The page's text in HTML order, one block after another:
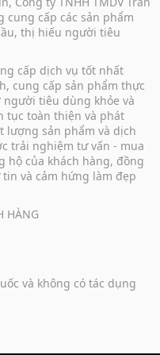
cung cấp các sản phẩm
thị hiếu người tiêu
cấp dịch vụ tốt nhất
cung cấp sản phẩm thực
tiêu dùng khỏe và
tục toàn thiện và phát
lượng sản phẩm và dịch
trải nghiệm tư vấn - mua
hộ của khách hàng, đồng
và cảm hứng làm đẹp
HÀNG
và không có tác dụng